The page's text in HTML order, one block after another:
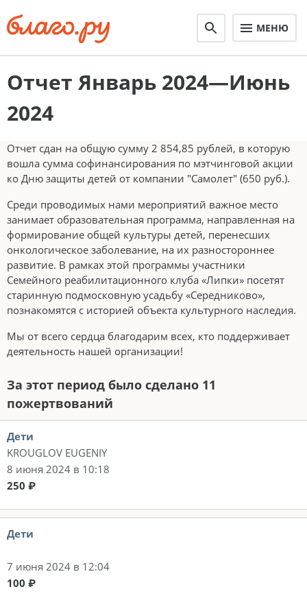
МЕНЮ
Отчет Январь 2024—Июнь
2024
Отчет сдан на общую сумму 2 854,85 рублей, в которую
вошла сумма софинансирования по мэтчинговой акции
ко Дню защиты детей от компании "Самолет" (650 руб.).
Среди проводимых нами мероприятий важное место
занимает образовательная программа, направленная на
формирование общей культуры детей, перенесших
онкологическое заболевание, на их разностороннее
развитие. В рамках этой программы участники
Семейного реабилитационного клуба «Липки» посетят
старинную подмосковную усадьбу «Середниково»,
познакомятся с историей объекта культурного наследия.
Мы от всего сердца благодарим всех, кто поддерживает
деятельность нашей организации!
За этот период было сделано 11
пожертвований
Дети
KROUGLOV EUGENIY
8 июня 2024 в 10:18
250 ₽
Дети
7 июня 2024 в 12:04
100 ₽